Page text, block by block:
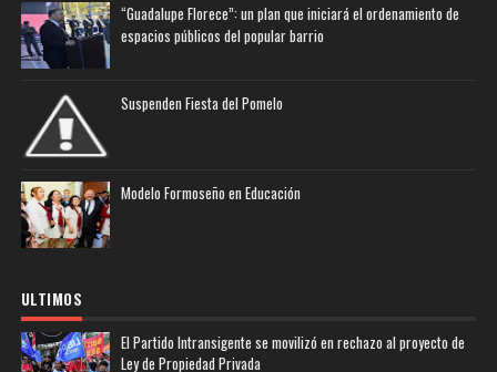
“Guadalupe Florece”: un plan que iniciará el ordenamiento de
espacios públicos del popular barrio
Suspenden Fiesta del Pomelo
Modelo Formoseño en Educación
ULTIMOS
El Partido Intransigente se movilizó en rechazo al proyecto de
Ley de Propiedad Privada